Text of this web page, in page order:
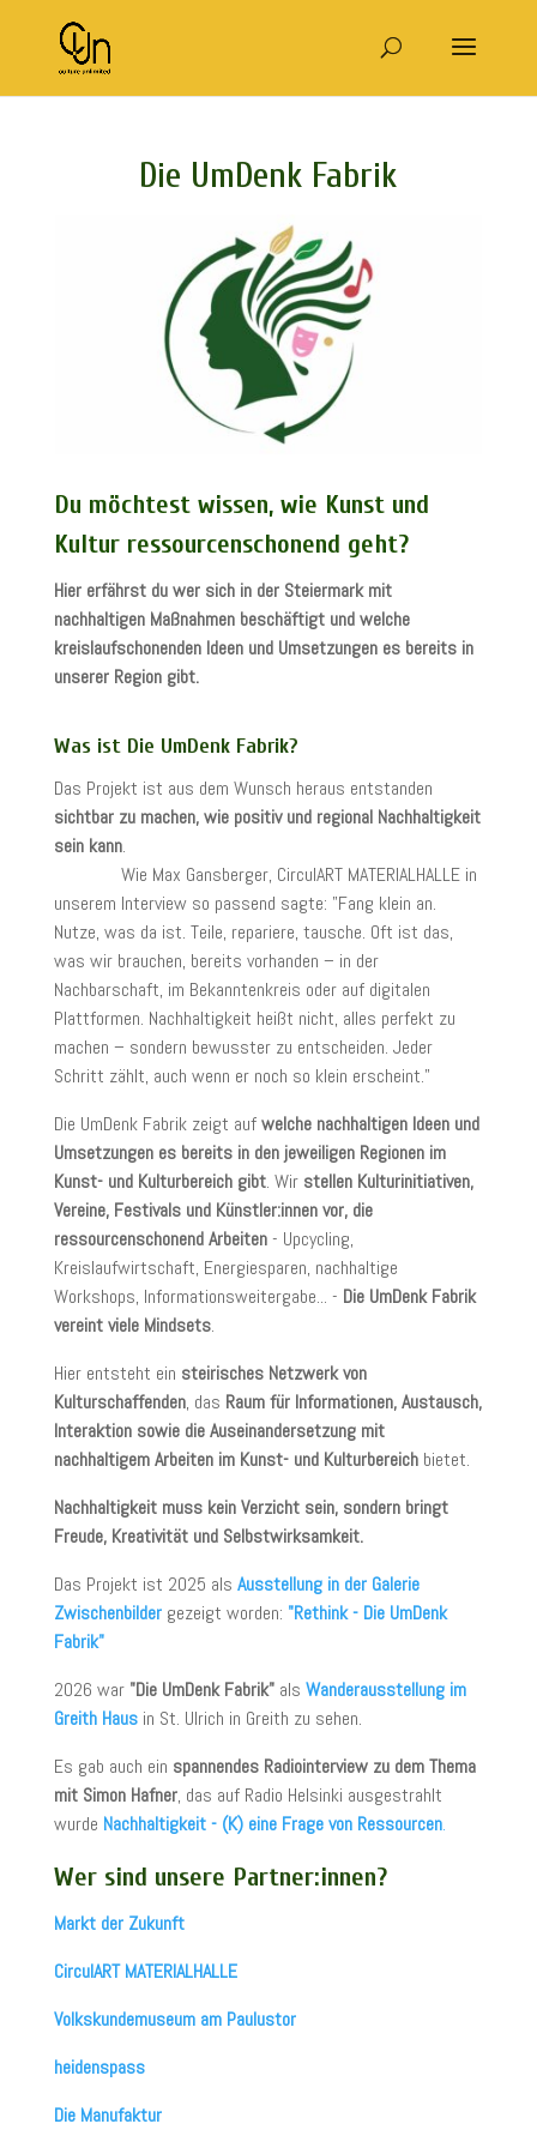
Die UmDenk Fabrik
Du möchtest wissen, wie Kunst und
Kultur ressourcenschonend geht?
Hier erfährst du wer sich in der Steiermark mit
nachhaltigen Maßnahmen beschäftigt und welche
kreislaufschonenden Ideen und Umsetzungen es bereits in
unserer Region gibt.
Was ist Die UmDenk Fabrik?
Das Projekt ist aus dem Wunsch heraus entstanden
sichtbar zu machen, wie positiv und regional Nachhaltigkeit
sein kann.
Wie Max Gansberger, CirculART MATERIALHALLE in
unserem Interview so passend sagte: "Fang klein an.
Nutze, was da ist. Teile, repariere, tausche. Oft ist das,
was wir brauchen, bereits vorhanden – in der
Nachbarschaft, im Bekanntenkreis oder auf digitalen
Plattformen. Nachhaltigkeit heißt nicht, alles perfekt zu
machen – sondern bewusster zu entscheiden. Jeder
Schritt zählt, auch wenn er noch so klein erscheint."
Die UmDenk Fabrik zeigt aufwelche nachhaltigen Ideen und
Umsetzungen es bereits in den jeweiligen Regionen im
Kunst- und Kulturbereich gibt. Wir stellen Kulturinitiativen,
Vereine, Festivals und Künstler:innen vor, die
ressourcenschonend Arbeiten- Upcycling,
Kreislaufwirtschaft, Energiesparen, nachhaltige
Workshops, Informationsweitergabe... - Die UmDenk Fabrik
vereint viele Mindsets.
Hier entsteht ein steirisches Netzwerk von
Kulturschaffenden, das Raum für Informationen, Austausch,
Interaktion sowie die Auseinandersetzung mit
nachhaltigem Arbeiten im Kunst- und Kulturbereichbietet.
Nachhaltigkeit muss kein Verzicht sein, sondern bringt
Freude, Kreativität und Selbstwirksamkeit.
Das Projekt ist 2025 als Ausstellung in der Galerie
Zwischenbildergezeigt worden: "Rethink - Die UmDenk
Fabrik"
2026 war "Die UmDenk Fabrik"als Wanderausstellung im
Greith Hausin St. Ulrich in Greith zu sehen.
Es gab auch ein spannendes Radiointerview zu dem Thema
mit Simon Hafner, das auf Radio Helsinki ausgestrahlt
wurde Nachhaltigkeit - (K) eine Frage von Ressourcen.
Wer sind unsere Partner:innen?
Markt der Zukunft
CirculART MATERIALHALLE
Volkskundemuseum am Paulustor
heidenspass
Die Manufaktur